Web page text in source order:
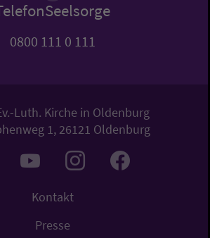
0800 111 0 111
Luth. Kirche in Oldenburg
1, 26121 Oldenburg
Kontakt
Presse